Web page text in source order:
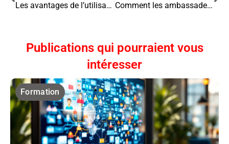
Les avantages de l’utilisation d’un logiciel de gestion de la paie pour les numéros de contrat d’apprentissage
Comment les ambassadeurs de marque peuvent aider votre entreprise à générer de nouveaux leads ?
Publications qui pourraient vous
intéresser
Formation